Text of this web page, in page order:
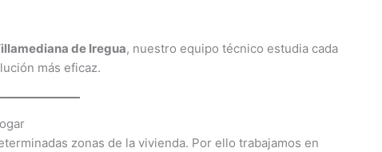
de Iregua, nuestro equipo técnico estudia cada
más eficaz.
zonas de la vivienda. Por ello trabajamos en